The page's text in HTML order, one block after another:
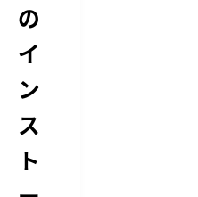
の
イ
ン
ス
ト